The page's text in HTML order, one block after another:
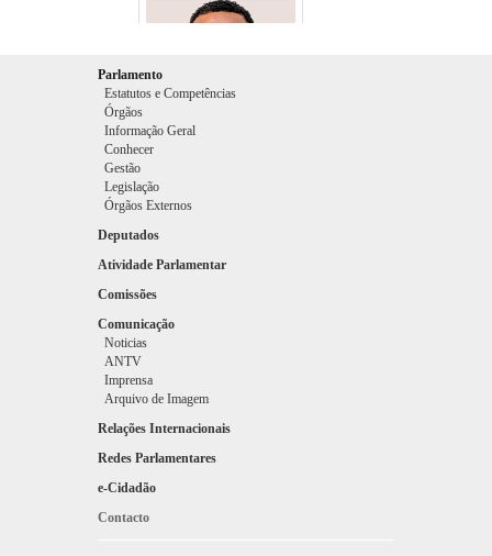
Adilson da Graça Jesus
Alberto Pereira Rodrigues
Parlamento
Estatutos e Competências
Órgãos
Informação Geral
Conhecer
Gestão
Legislação
Órgãos Externos
Deputados
Atividade Parlamentar
Comissões
Comunicação
Noticias
ANTV
Imprensa
Arquivo de Imagem
Relações Internacionais
Redes Parlamentares
e-Cidadão
Contacto